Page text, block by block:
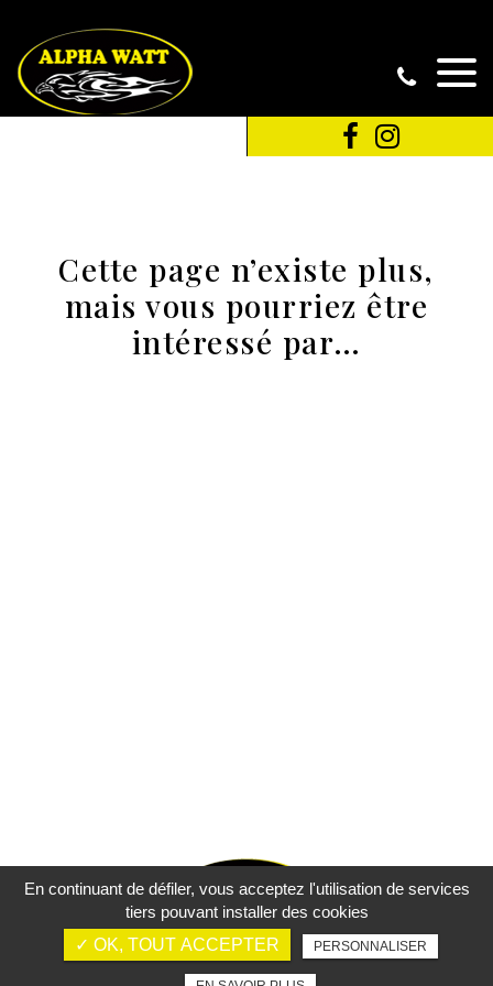
Cette page n’existe plus,
mais vous pourriez être
intéressé par…
En continuant de défiler, vous acceptez l'utilisation de services
tiers pouvant installer des cookies
✓ OK, TOUT ACCEPTER
PERSONNALISER